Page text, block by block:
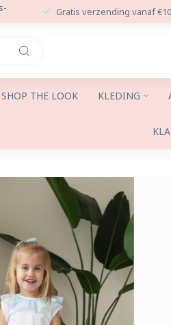
Gratis verzending vanaf
SHOP THE LOOK KLEDING